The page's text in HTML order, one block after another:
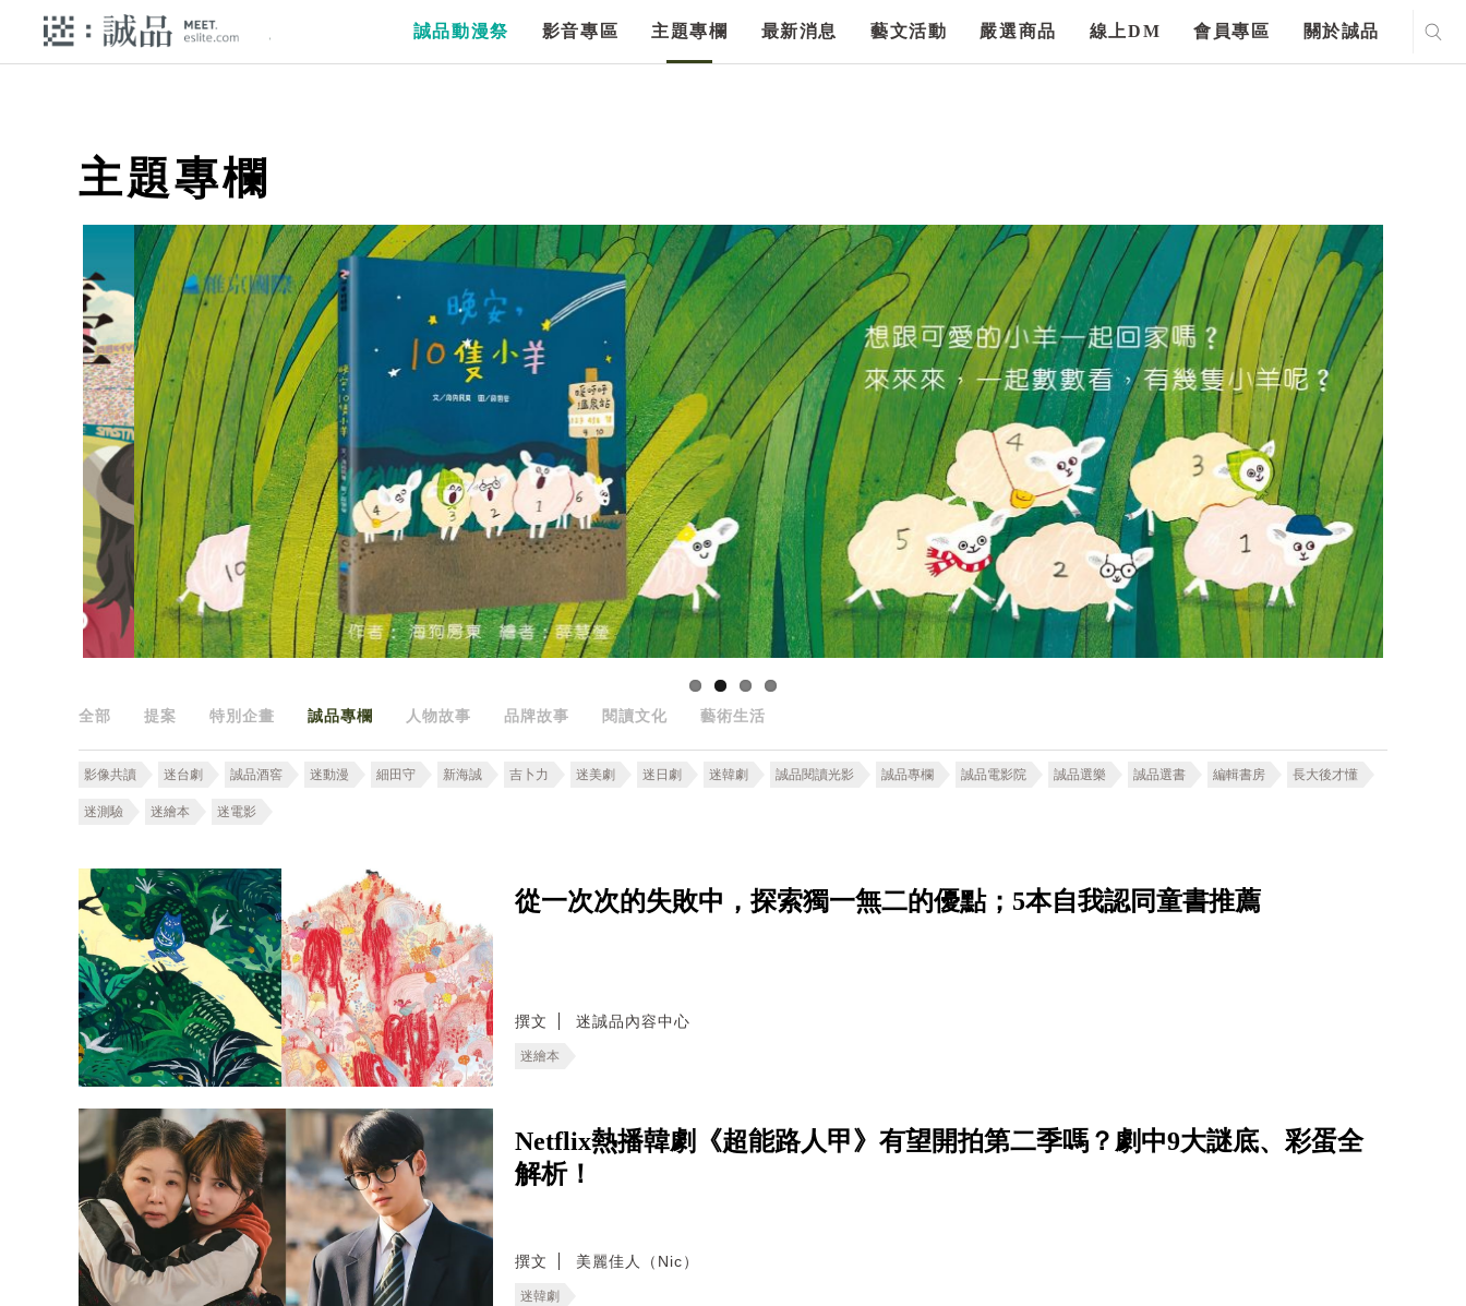
誠品動漫祭 影音專區 主題專欄 最新消息 藝文活動 嚴選商品 線上DM 會員專區 關於誠品
主題專欄
全部 提案 特別企畫 誠品專欄 人物故事 品牌故事 閱讀文化 藝術生活
影像共讀 迷台劇 誠品酒窖 迷動漫 細田守 新海誠 吉卜力 迷美劇 迷日劇 迷韓劇 誠品閱讀光影 誠品專欄 誠品電影院 誠品選樂 誠品選書 編輯書房 長大後才懂
迷測驗 迷繪本 迷電影
從一次次的失敗中，探索獨一無二的優點；5本自我認同童書推薦
撰文 迷誠品內容中心
迷繪本
Netflix熱播韓劇《超能路人甲》有望開拍第二季嗎？劇中9大謎底、彩蛋全
解析！
撰文 美麗佳人（Nic）
迷韓劇